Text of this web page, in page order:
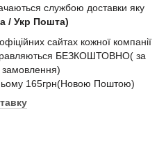
службою доставки яку
/ Укр Пошта)
сайтах кожної компанії
БЕЗКОШТОВНО( за
165грн(Новою Поштою)